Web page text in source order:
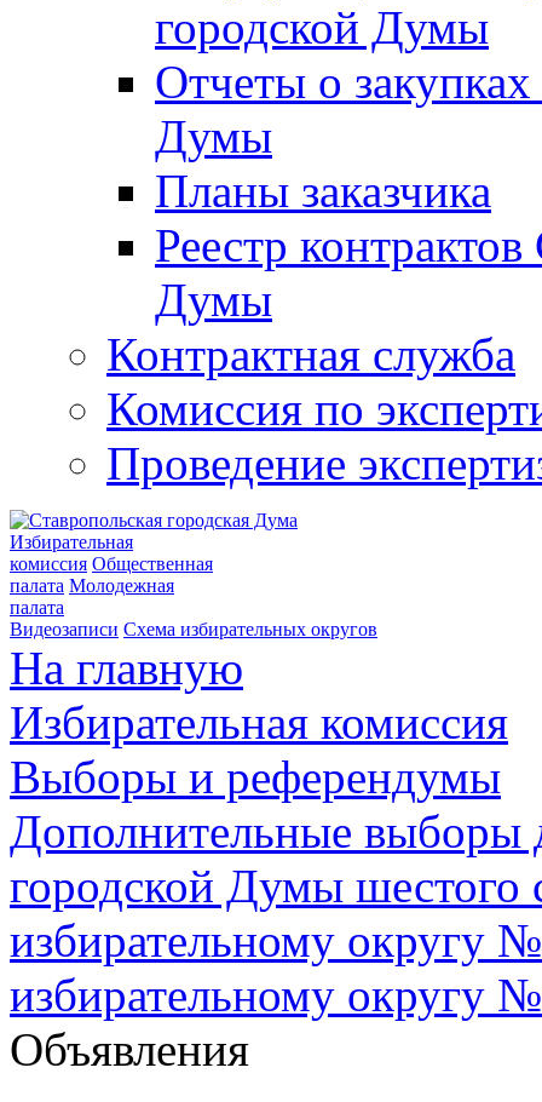
городской Думы
Отчеты о
Думы
Планы заказчика
Реестр
Думы
Контрактная служба
Комиссия по
Проведение
Избирательная
комиссия Общественная
палата Молодежная
палата
Видеозаписи Схема избирательных округов
На главную
Избирательная комиссия
Выборы и референдумы
Дополнительные выборы
городской Думы шестого
избирательному округу
избирательному округу
Объявления